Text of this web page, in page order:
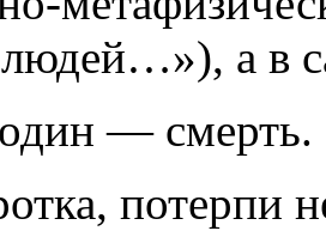
людей…»), а в
один —
потерпи